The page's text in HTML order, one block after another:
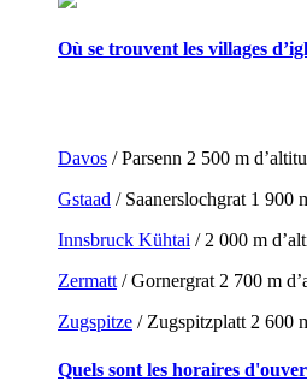
Où se trouvent les villages
Davos / Parsenn 2 500 m
Gstaad / Saanerslochgrat 1 900
Innsbruck Kühtai / 2 000 m
Zermatt/ Gornergrat 2 700 m
Zugspitze / Zugspitzplatt 2 600
Quels sont les horaires